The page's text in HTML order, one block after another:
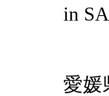
in
愛媛